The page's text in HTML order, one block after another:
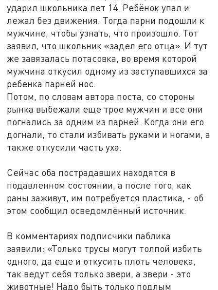
ударил школьника лет 14. Ребёнок упал и
лежал без движения. Тогда парни подошли к
мужчине, чтобы узнать, что произошло. Тот
заявил, что школьник «задел его отца». И тут
же завязалась потасовка, во время которой
мужчина откусил одному из заступавшихся за
ребенка парней нос.
Потом, по словам автора поста, со стороны
рынка выбежали еще трое мужчин и все они
погнались за одним из парней. Когда они его
догнали, то стали избивать руками и ногами, а
также откусили часть уха.
Сейчас оба пострадавших находятся в
подавленном состоянии, а после того, как
раны заживут, им потребуется пластика, - об
этом сообщил осведомлённый источник.
В комментариях подписчики паблика
заявили: «Только трусы могут толпой избить
одного, да еще и откусить плоть человека,
так ведут себя только звери, а звери - это
животные! Надо быть только подлым